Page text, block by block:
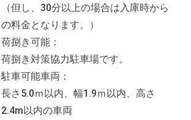
（但し、30分以上の場合は入庫時から
の料金となります。）
荷捌き可能：
荷捌き対策協力駐車場です。
駐車可能車両：
長さ5.0ｍ以内、幅1.9ｍ以内、高さ
2.4m以内の車両